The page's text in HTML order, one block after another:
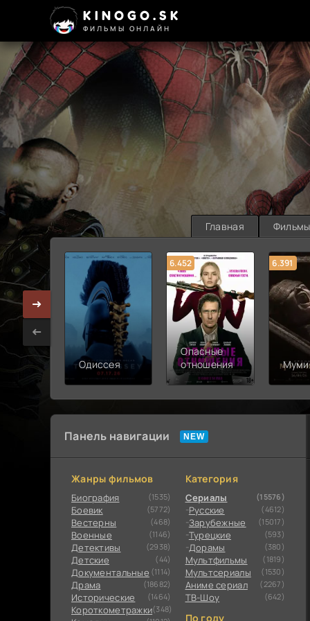
KINOGO.SK
ФИЛЬМЫ ОНЛАЙН
Главная Фильмы
Одиссея
6.452
Опасные
отношения
6.391
Панель навигации
Жанры фильмов
Биография (1535)
Боевик (5772)
Вестерны (468)
Военные (1146)
Детективы (2938)
Детские (44)
Документальные (1114)
Драма (18682)
Исторические (1464)
Короткометражки(348)
Категория
Сериалы (15576)
Русские (4612)
Зарубежные (15017)
Турецкие (593)
Дорамы (380)
Мультфильмы (1819)
Мультсериалы (1530)
Аниме сериал (2267)
ТВ-Шоу (642)
По году